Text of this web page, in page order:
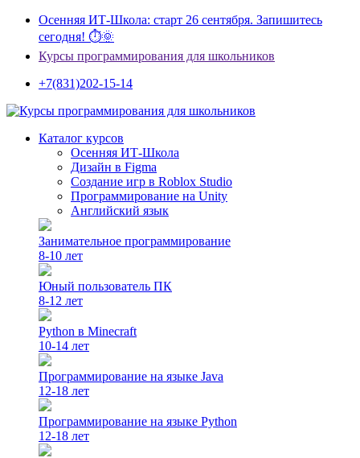
Осенняя ИТ-Школа: старт 26 сентября. Запишитесь
сегодня! ⏱🌞
Курсы программирования для школьников
+7(831)202-15-14
Каталог курсов
Осенняя ИТ-Школа
Дизайн в Figma
Создание игр в Roblox Studio
Программирование на Unity
Английский язык
Занимательное программирование
8-10 лет
Юный пользователь ПК
8-12 лет
Python в Minecraft
10-14 лет
Программирование на языке Java
12-18 лет
Программирование на языке Python
12-18 лет